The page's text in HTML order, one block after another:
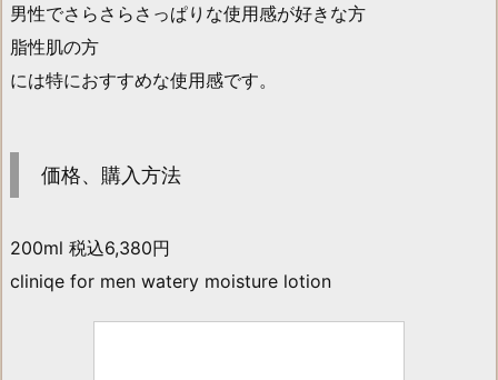
男性でさらさらさっぱりな使用感が好きな方
脂性肌の方
には特におすすめな使用感です。
価格、購入方法
200ml 税込6,380円
cliniqe for men watery moisture lotion